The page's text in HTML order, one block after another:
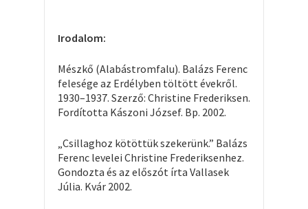
Irodalom:
Mészkő (Alabástromfalu). Balázs Ferenc
felesége az Erdélyben töltött évekről.
1930–1937. Szerző: Christine Frederiksen.
Fordította Kászoni József. Bp. 2002.
Csillaghoz kötöttük szekerünk.” Balázs
Ferenc levelei Christine Frederiksenhez.
Gondozta és az előszót írta Vallasek
Júlia. Kvár 2002.